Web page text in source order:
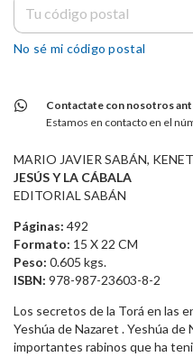
No sé mi código postal
Contactate con nosotros
Estamos en contacto en el
MARIO JAVIER SABÁN,
JESÚS Y LA CÁBALA
EDITORIAL SABÁN
Páginas: 492
Formato: 15 X 22 CM
Peso: 0.605 kgs.
ISBN: 978-987-23603-8-2
Los secretos de la Torá en las
Yeshúa de Nazaret . Yeshúa de
importantes rabinos que ha